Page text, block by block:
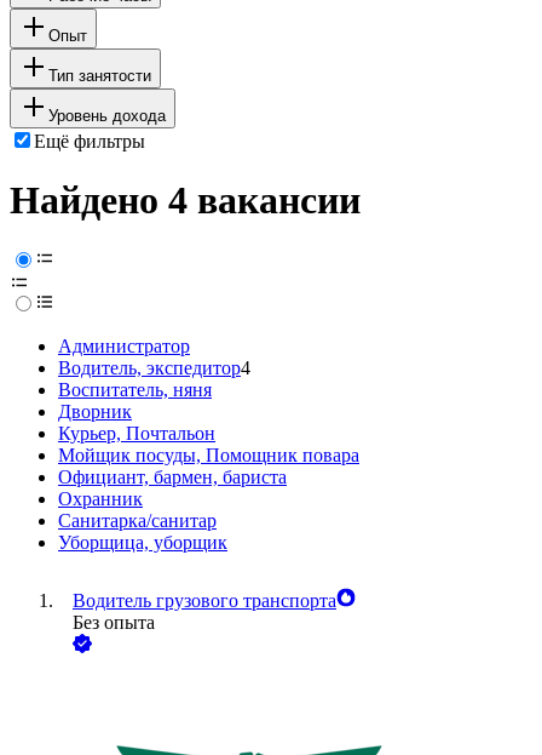
Опыт
Тип занятости
Уровень дохода
Ещё фильтры
Найдено 4 вакансии
Администратор
Водитель, экспедитор4
Воспитатель, няня
Дворник
Курьер, Почтальон
Мойщик посуды, Помощник повара
Официант, бармен, бариста
Охранник
Санитарка/санитар
Уборщица, уборщик
Водитель грузового транспорта
Без опыта